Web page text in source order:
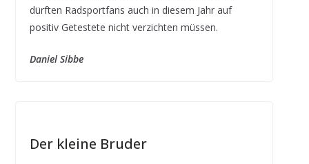
dürften Radsportfans auch in diesem Jahr auf
positiv Getestete nicht verzichten müssen.
Daniel Sibbe
Der kleine Bruder